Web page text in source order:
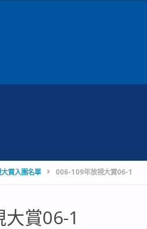
大賞入圍名單 006-109年放視大賞06-1
賞06-1